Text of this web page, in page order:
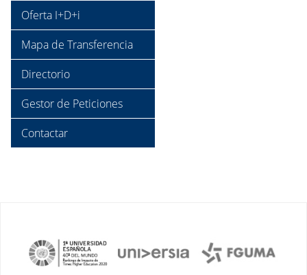
Oferta I+D+i
Mapa de Transferencia
Directorio
Gestor de Peticiones
Contactar